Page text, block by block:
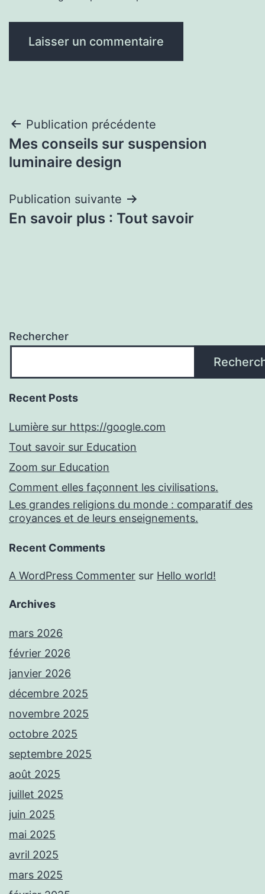
Navigation
de
Publication précédente
Mes conseils sur suspension
luminaire design
Publication suivante
En savoir plus : Tout savoir
Rechercher
Recent Posts
Lumière sur https://google.com
Tout savoir sur Education
Zoom sur Education
Comment elles façonnent les civilisations.
Les grandes religions du monde : comparatif des
croyances et de leurs enseignements.
Recent Comments
A WordPress Commenter sur Hello world!
Archives
mars 2026
février 2026
janvier 2026
décembre 2025
novembre 2025
octobre 2025
septembre 2025
août 2025
juillet 2025
juin 2025
mai 2025
avril 2025
mars 2025